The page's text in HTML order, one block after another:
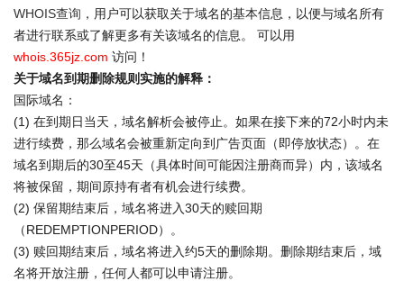
WHOIS查询 ，用户可以获取关于域名的基本信息，以便与域名所有
者进行联系或了解更多有关该域名的信息。 可以用
whois.365jz.com 访问！
关于域名到期删除规则实施的解释：
国际域名：
(1) 在到期日当天，域名解析会被停止。如果在接下来的72小时内未
进行续费，那么域名会被重新定向到广告页面（即停放状态）。在
域名到期后的30至45天（具体时间可能因注册商而异）内，该域名
将被保留，期间原持有者有机会进行续费。
(2) 保留期结束后，域名将进入30天的赎回期
（REDEMPTIONPERIOD）。
(3) 赎回期结束后，域名将进入约5天的删除期。删除期结束后，域
名将开放注册，任何人都可以申请注册。